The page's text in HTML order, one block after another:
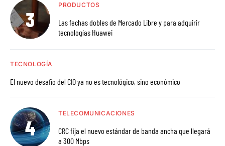
PRODUCTOS
Las fechas dobles de Mercado Libre y para adquirir
tecnologías Huawei
TECNOLOGÍA
El nuevo desafío del CIO ya no es tecnológico, sino económico
TELECOMUNICACIONES
CRC fija el nuevo estándar de banda ancha que llegará
a 300 Mbps